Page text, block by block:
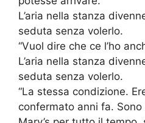
L’aria nella stanza
seduta senza volerlo.
“Vuol dire che ce l’ho
L’aria nella stanza
seduta senza volerlo.
“La stessa condizione.
confermato anni fa.